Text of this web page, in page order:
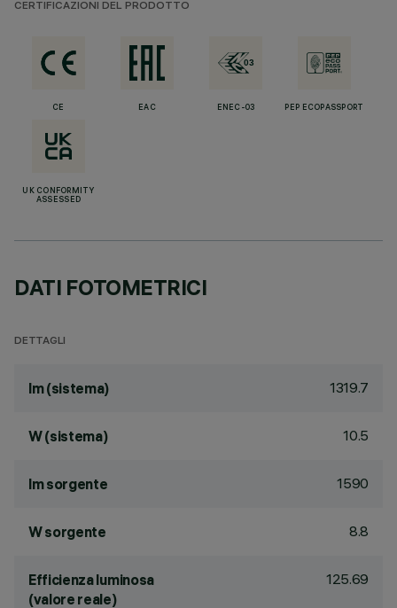
CERTIFICAZIONI DEL PRODOTTO
CE EAC ENEC-03 PEP ECOPASSPORT
UK CONFORMITY
ASSESSED
DATI FOTOMETRICI
DETTAGLI
lm (sistema) 1319.7
W (sistema) 10.5
lm sorgente 1590
W sorgente 8.8
Efficienza luminosa
(valore reale)
125.69